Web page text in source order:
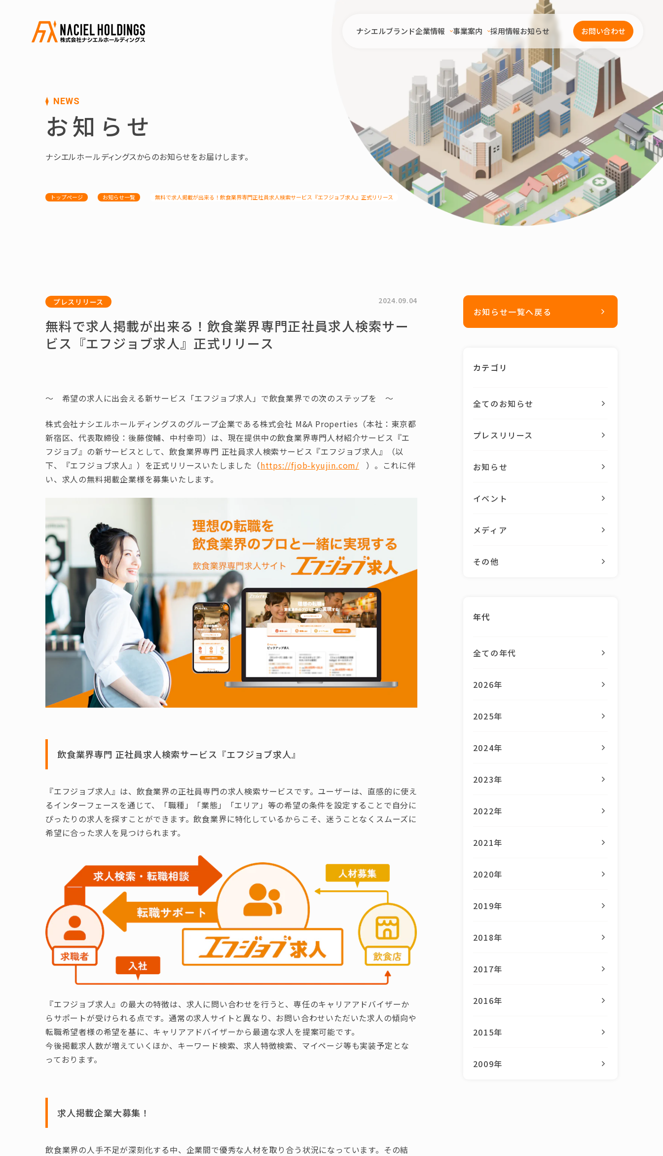
ナシエルブランド企業情報 事業案内 採用情報お知らせ お問い合わせ
NEWS
お知らせ
ナシエルホールディングスからのお知らせをお届けします。
トップページ お知らせ一覧 無料で求人掲載が出来る！飲食業界専門正社員求人検索サービス『エフジョブ求人』正式リリース
プレスリリース 2024.09.04
無料で求人掲載が出来る！飲食業界専門正社員求人検索サー
ビス『エフジョブ求人』正式リリース
～ 希望の求人に出会える新サービス「エフジョブ求人」で飲食業界での次のステップを ～
株式会社ナシエルホールディングスのグループ企業である株式会社 M&A Properties（本社：東京都
新宿区、代表取締役：後藤俊輔、中村幸司）は、現在提供中の飲食業界専門人材紹介サービス『エ
フジョブ』の新サービスとして、飲食業界専門 正社員求人検索サービス『エフジョブ求人』（以
下、『エフジョブ求人』）を正式リリースいたしました（https://fjob-kyujin.com/
）。これに伴
い、求人の無料掲載企業様を募集いたします。
飲食業界専門 正社員求人検索サービス『エフジョブ求人』
『エフジョブ求人』は、飲食業界の正社員専門の求人検索サービスです。ユーザーは、直感的に使え
るインターフェースを通じて、「職種」「業態」「エリア」等の希望の条件を設定することで自分に
ぴったりの求人を探すことができます。飲食業界に特化しているからこそ、迷うことなくスムーズに
希望に合った求人を見つけられます。
『エフジョブ求人』の最大の特徴は、求人に問い合わせを行うと、専任のキャリアアドバイザーか
らサポートが受けられる点です。通常の求人サイトと異なり、お問い合わせいただいた求人の傾向や
転職希望者様の希望を基に、キャリアアドバイザーから最適な求人を提案可能です。
今後掲載求人数が増えていくほか、キーワード検索、求人特徴検索、マイページ等も実装予定とな
っております。
求人掲載企業大募集！
飲食業界の人手不足が深刻化する中、企業間で優秀な人材を取り合う状況になっています。その結
お知らせ一覧へ戻る
カテゴリ
全てのお知らせ
プレスリリース
お知らせ
イベント
メディア
その他
年代
全ての年代
2026年
2025年
2024年
2023年
2022年
2021年
2020年
2019年
2018年
2017年
2016年
2015年
2009年